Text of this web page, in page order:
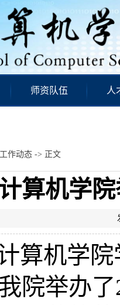
师资队伍 人
工作动态 -> 正文
计算机学
算机学
院举办